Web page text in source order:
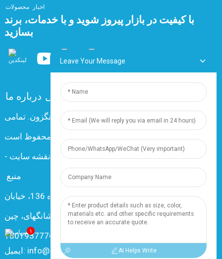
محصولات اخبار
با کیفیت در بازار پیروز شوید و با خدمات، برند
بسازید
درباره ما سوالات متداول
کپی‌رایت © 2024 شرکت برق و کابل شانگهای دینگزون. تمامی
حقوق محفوظ است
- نقشه سایت Resource
منبع
شماره 136، خیابان Changxiang، شهر Nanxiang، 201802،
شانگهای، چین
ایمیل: info@dingzuncable.com
۱
Leave Your Message
AI Helps Write